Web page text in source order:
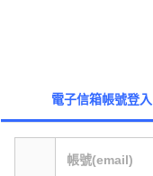
電子信箱帳號登入